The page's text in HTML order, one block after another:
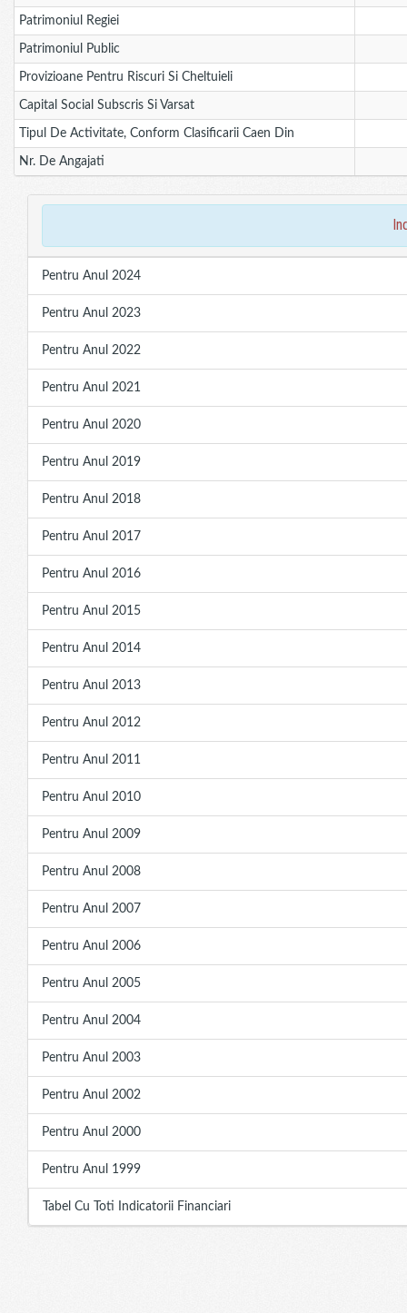
Patrimoniul Regiei
Patrimoniul Public
Provizioane Pentru Riscuri Si Cheltuieli
Capital Social Subscris Si Varsat
Tipul De Activitate, Conform Clasificarii Caen Din
Nr. De Angajati
Pentru Anul 2024
Pentru Anul 2023
Pentru Anul 2022
Pentru Anul 2021
Pentru Anul 2020
Pentru Anul 2019
Pentru Anul 2018
Pentru Anul 2017
Pentru Anul 2016
Pentru Anul 2015
Pentru Anul 2014
Pentru Anul 2013
Pentru Anul 2012
Pentru Anul 2011
Pentru Anul 2010
Pentru Anul 2009
Pentru Anul 2008
Pentru Anul 2007
Pentru Anul 2006
Pentru Anul 2005
Pentru Anul 2004
Pentru Anul 2003
Pentru Anul 2002
Pentru Anul 2000
Pentru Anul 1999
Tabel Cu Toti Indicatorii Financiari